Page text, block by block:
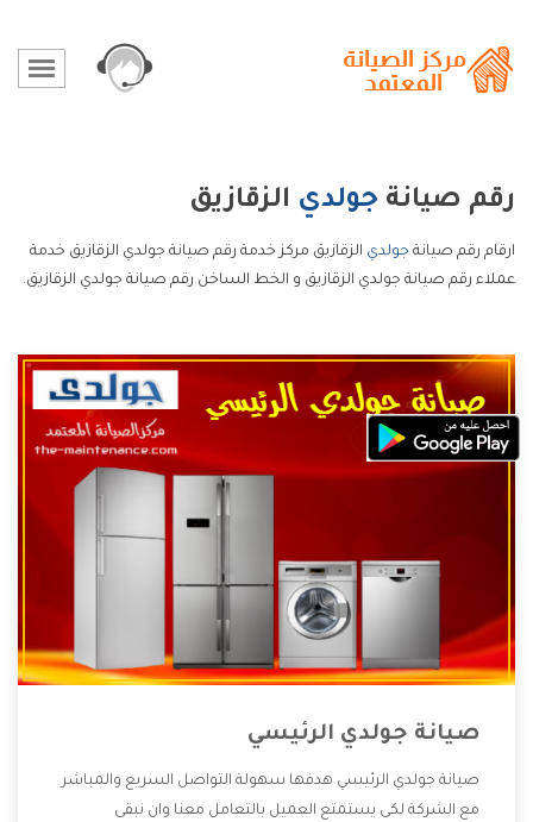
رقم صيانة جولدي الزقازيق
ارقام رقم صيانة جولدي الزقازيق مركز خدمة رقم صيانة جولدي الزقازيق خدمة
عملاء رقم صيانة جولدي الزقازيق و الخط الساخن رقم صيانة جولدي الزقازيق.
صيانة جولدي الرئيسي
صيانة جولدي الرئيسي هدفها سهولة التواصل السريع والمباشر
مع الشركة لكى يستمتع العميل بالتعامل معنا وان نبقى